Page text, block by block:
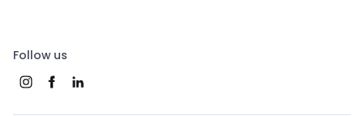
Follow us